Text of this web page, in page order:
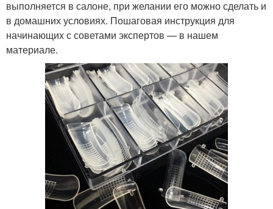
выполняется в салоне, при желании его можно сделать и
в домашних условиях. Пошаговая инструкция для
начинающих с советами экспертов — в нашем
материале.